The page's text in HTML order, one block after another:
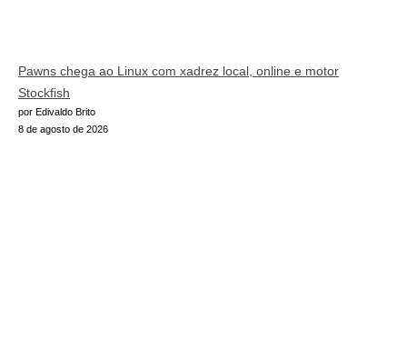
Pawns chega ao Linux com xadrez local, online e motor
Stockfish
por Edivaldo Brito
8 de agosto de 2026